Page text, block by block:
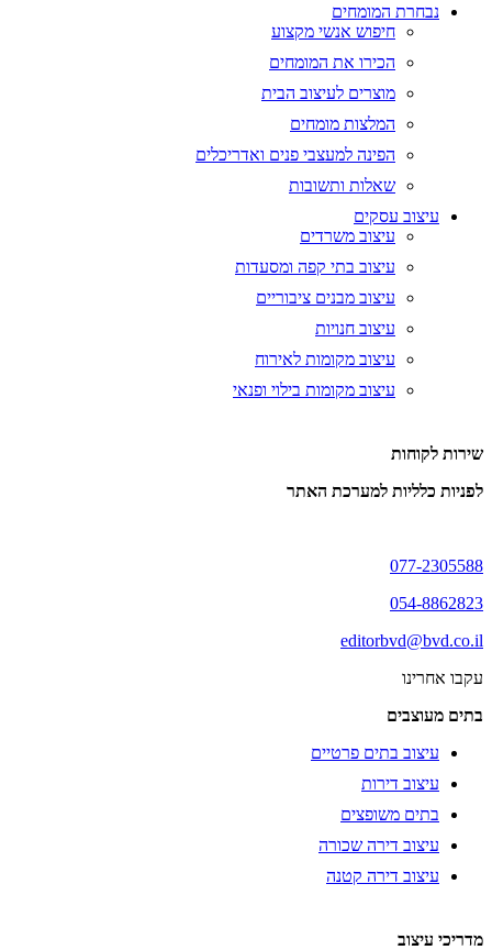
נבחרת המומחים
חיפוש אנשי מקצוע
הכירו את המומחים
מוצרים לעיצוב הבית
המלצות מומחים
הפינה למעצבי פנים ואדריכלים
שאלות ותשובות
עיצוב עסקים
עיצוב משרדים
עיצוב בתי קפה ומסעדות
עיצוב מבנים ציבוריים
עיצוב חנויות
עיצוב מקומות לאירוח
עיצוב מקומות בילוי ופנאי
שירות לקוחות
לפניות כלליות למערכת האתר
077-2305588
054-8862823
editorbvd@bvd.co.il
עקבו אחרינו
בתים מעוצבים
עיצוב בתים פרטיים
עיצוב דירות
בתים משופצים
עיצוב דירה שכורה
עיצוב דירה קטנה
מדריכי עיצוב